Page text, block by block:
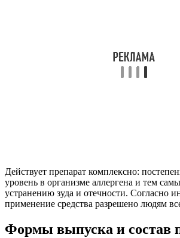
Действует препарат комплексно:
уровень в организме аллергена и тем
устранению зуда и отечности. Согласно
применение средства разрешено людям
Формы выпуска и состав